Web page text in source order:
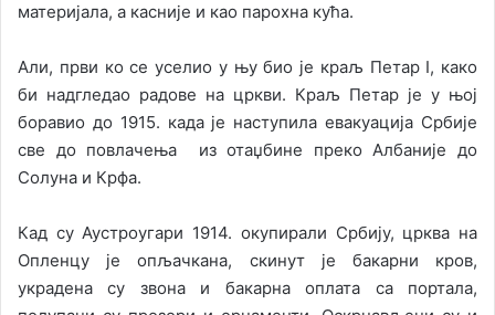
материјала, а касније и као парохна кућа.
Али, први ко се уселио у њу био је краљ Петар I, како
би надгледао радове на цркви. Краљ Петар је у њој
боравио до 1915. када је наступила евакуација Србије
све до повлачења из отаџбине преко Албаније до
Солуна и Крфа.
Кад су Аустроугари 1914. окупирали Србију, црква на
Опленцу је опљачкана, скинут је бакарни кров,
украдена су звона и бакарна оплата са портала,